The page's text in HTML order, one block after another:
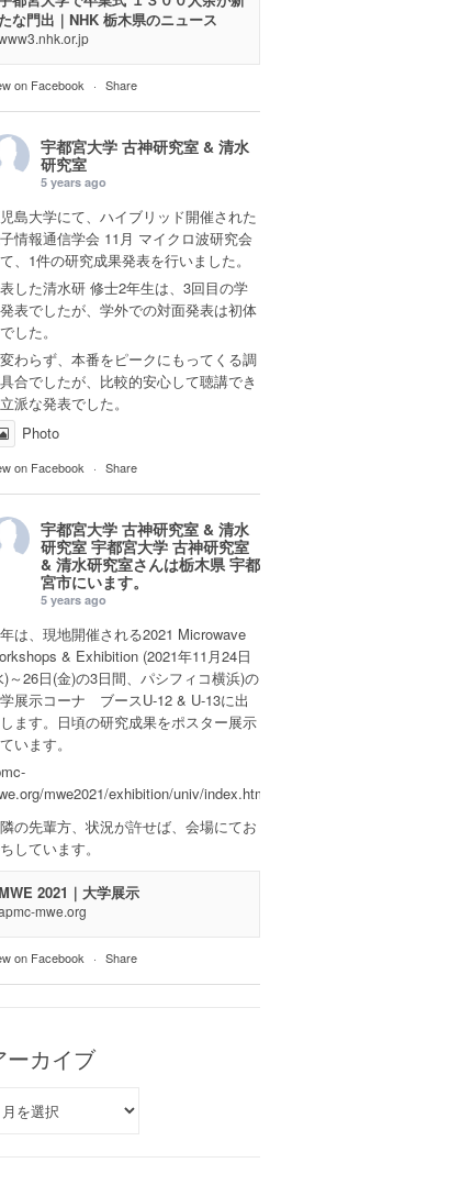
な門出｜NHK 栃木県のニュース
on Facebook · Share
宇都宮大学 古神研究室 & 清水
研究室
5 years ago
島大学にて、ハイブリッド開催された
情報通信学会 11月 マイクロ波研究会
、1件の研究成果発表を行いました。
した清水研 修士2年生は、3回目の学
表でしたが、学外での対面発表は初体
した。
わらず、本番をピークにもってくる調
合でしたが、比較的安心して聴講でき
派な発表でした。
Photo
on Facebook · Share
宇都宮大学 古神研究室 & 清水
研究室 宇都宮大学 古神研究室
& 清水研究室さんは栃木県 宇都
宮市にいます。
5 years ago
は、現地開催される2021 Microwave
& Exhibition (2021年11月24日
)～26日(金)の3日間、パシフィコ横浜)の
展示コーナ ブースU-12 & U-13に出
ます。日頃の研究成果をポスター展示
います。
mwe2021/exhibition/univ/index.html
の先輩方、状況が許せば、会場にてお
しています。
2021｜大学展示
mwe.org
on Facebook · Share
ーカイブ